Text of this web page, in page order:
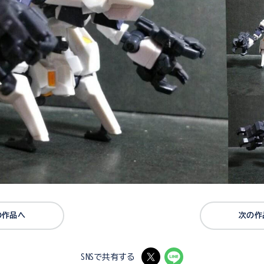
作品へ 次の作
SNSで共有する